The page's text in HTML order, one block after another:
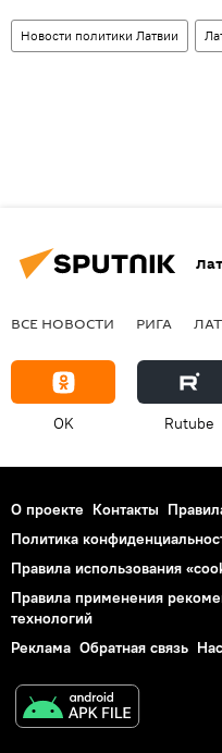
Новости политики Латвии
ВСЕ НОВОСТИ РИГА
OK Rutube
О проекте Контакты
Политика
Правила использования
Правила применения
технологий
Реклама Обратная связь